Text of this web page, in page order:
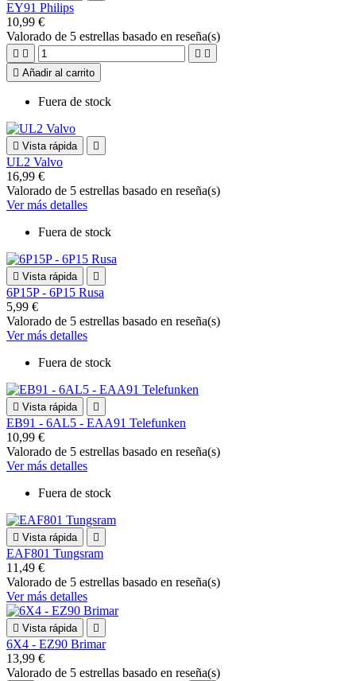
EY91 Philips
10,99 €
Valorado de 5 estrellas basado en reseña(s)
   
 Añadir al carrito
Fuera de stock
 Vista rápida 
UL2 Valvo
16,99 €
Valorado de 5 estrellas basado en reseña(s)
Ver más detalles
Fuera de stock
 Vista rápida 
6P15P - 6P15 Rusa
5,99 €
Valorado de 5 estrellas basado en reseña(s)
Ver más detalles
Fuera de stock
 Vista rápida 
EB91 - 6AL5 - EAA91 Telefunken
10,99 €
Valorado de 5 estrellas basado en reseña(s)
Ver más detalles
Fuera de stock
 Vista rápida 
EAF801 Tungsram
11,49 €
Valorado de 5 estrellas basado en reseña(s)
Ver más detalles
 Vista rápida 
6X4 - EZ90 Brimar
13,99 €
Valorado de 5 estrellas basado en reseña(s)